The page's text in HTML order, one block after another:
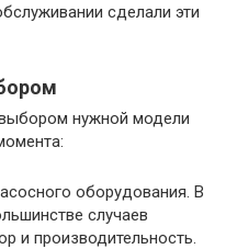
сделали эти
нужной модели
оборудования. В
случаев
и производительность.